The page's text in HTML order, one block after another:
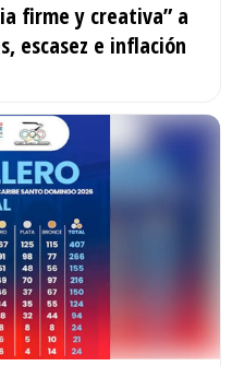
firme y creativa” a
escasez e inflación